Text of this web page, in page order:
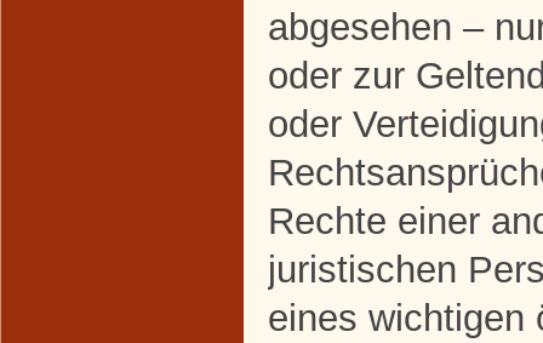
abgesehen –
oder zur
oder
Rechte einer
juristischen
eines wichtigen